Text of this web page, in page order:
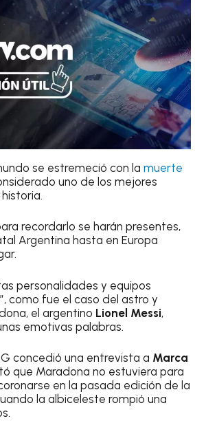
se estremeció con lamuerte
uno de los mejores
recordarlo se harán presentes,
Argentina hasta en Europa
personalidades y equipos
como fue el caso del astro y
el argentino Lionel Messi,
emotivas palabras.
concedió una entrevista a Marca
que Maradona no estuviera para
en la pasada edición de la
la albiceleste rompió una